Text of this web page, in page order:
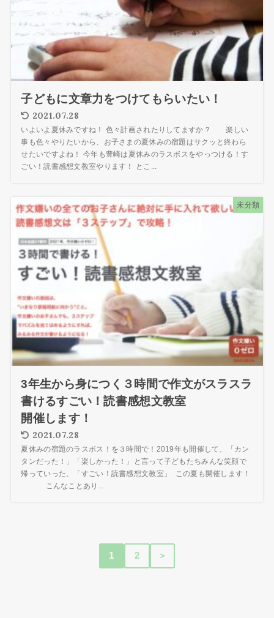
子どもに文章力をつけてもらいたい！
2021.07.28
いよいよ夏休みですね！ 色々計画されたりしてますか？ 楽しい
事も色々やりたいから、お子さまの夏休みの宿題はサクッと終わら
せたいですよね！ 今年も豊崎は夏休みのラスボスをやっつける！す
ごい！読書感想文教室やります！ とこ...
未分類
3年生から身につく３時間で作文がスラスラ
書けるすごい！読書感想文教室
開催します！
2021.07.28
夏休みの宿題のラスボス！を３時間で！2019年も開催して、「カン
タンだった！」「楽しかった！」と言って子どもたちみんな笑顔で
帰っていった、「すごい！読書感想文教室」 この夏も開催します！
こんなことあり...
1 2 ＞